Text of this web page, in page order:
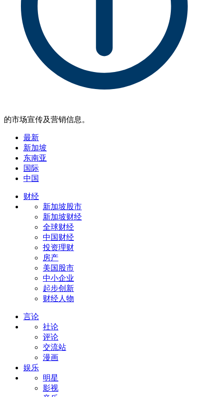
的市场宣传及营销信息。
最新
新加坡
东南亚
国际
中国
财经
新加坡股市
新加坡财经
全球财经
中国财经
投资理财
房产
美国股市
中小企业
起步创新
财经人物
言论
社论
评论
交流站
漫画
娱乐
明星
影视